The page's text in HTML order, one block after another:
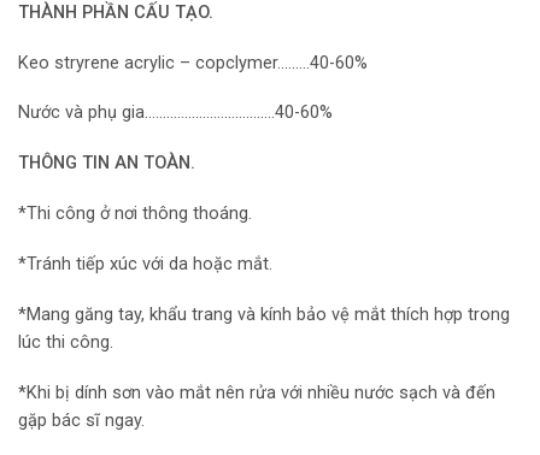
THÀNH PHẦN CẤU TẠO.
Keo stryrene acrylic – copclymer………40-60%
Nước và phụ gia………………………………40-60%
THÔNG TIN AN TOÀN.
*Thi công ở nơi thông thoáng.
*Tránh tiếp xúc với da hoặc mắt.
*Mang găng tay, khẩu trang và kính bảo vệ mắt thích hợp trong
lúc thi công.
*Khi bị dính sơn vào mắt nên rửa với nhiều nước sạch và đến
gặp bác sĩ ngay.